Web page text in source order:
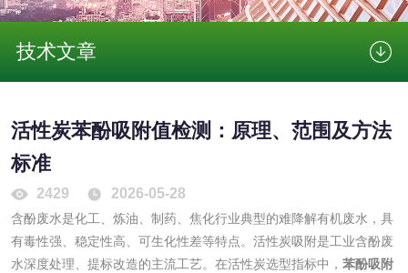
技术文章
活性炭苯酚吸附值检测：原理、范围及方法
标准
2429 2026-05-28
含酚废水是化工、炼油、制药、焦化行业典型的难降解有机废水，具
有毒性强、稳定性高、可生化性差等特点。活性炭吸附是工业含酚废
水深度处理、提标改造的主流工艺。在活性炭选型指标中， 苯酚吸附
消毒产品备案 防螨除螨检测
化妆品眼刺激试验 化妆品皮肤刺激试
验
化妆品急性经口毒
化妆品皮肤变态反